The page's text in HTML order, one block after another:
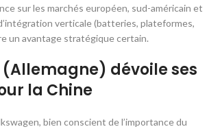
sur les marchés européen, sud-américain et
verticale (batteries, plateformes,
un avantage stratégique certain.
dévoile ses
la Chine
bien conscient de l’importance du